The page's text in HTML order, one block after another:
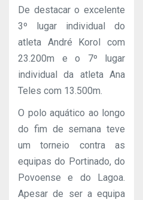
De destacar o excelente
3º lugar individual do
atleta André Korol com
23.200m e o 7º lugar
individual da atleta Ana
Teles com 13.500m.
O polo aquático ao longo
do fim de semana teve
um torneio contra as
equipas do Portinado, do
Povoense e do Lagoa.
Apesar de ser a equipa